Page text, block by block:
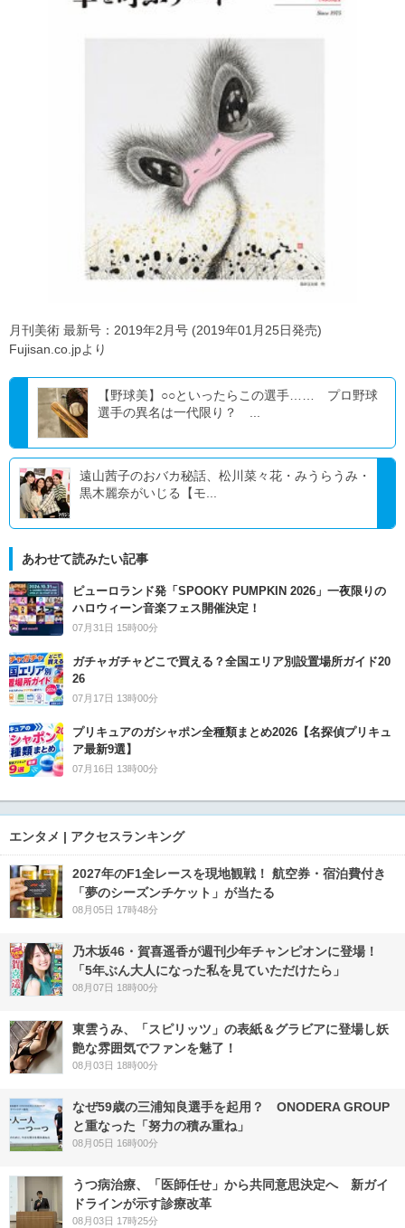
月刊美術 最新号：2019年2月号 (2019年01月25日発売)
Fujisan.co.jpより
【野球美】○○といったらこの選手…… プロ野球
選手の異名は一代限り？ ...
遠山茜子のおバカ秘話、松川菜々花・みうらうみ・
黒木麗奈がいじる【モ...
あわせて読みたい記事
ピューロランド発「SPOOKY PUMPKIN 2026」一夜限りの
ハロウィーン音楽フェス開催決定！
07月31日 15時00分
ガチャガチャどこで買える？全国エリア別設置場所ガイド20
26
07月17日 13時00分
プリキュアのガシャポン全種類まとめ2026【名探偵プリキュ
ア最新9選】
07月16日 13時00分
エンタメ | アクセスランキング
2027年のF1全レースを現地観戦！ 航空券・宿泊費付き
「夢のシーズンチケット」が当たる
08月05日 17時48分
乃木坂46・賀喜遥香が週刊少年チャンピオンに登場！
「5年ぶん大人になった私を見ていただけたら」
08月07日 18時00分
東雲うみ、「スピリッツ」の表紙＆グラビアに登場し妖
艶な雰囲気でファンを魅了！
08月03日 18時00分
なぜ59歳の三浦知良選手を起用？ ONODERA GROUP
と重なった「努力の積み重ね」
08月05日 16時00分
うつ病治療、「医師任せ」から共同意思決定へ 新ガイ
ドラインが示す診療改革
08月03日 17時25分